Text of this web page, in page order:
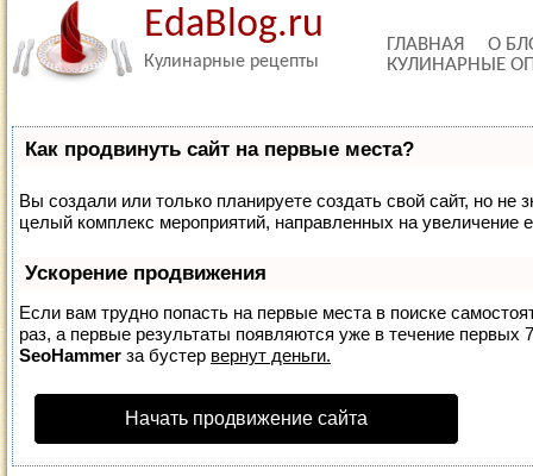
EdaBlog.ru
Кулинарные рецепты
ГЛАВНАЯ
О
КУЛИНАРНЫЕ
Как продвинуть сайт на первые места?
Вы создали или только планируете создать свой сайт, но не
целый комплекс мероприятий, направленных на увеличение
Ускорение продвижения
Если вам трудно попасть на первые места в поиске
раз, а первые результаты появляются уже в течение первых
SeoHammer за бустер вернут деньги.
Начать продвижение сайта